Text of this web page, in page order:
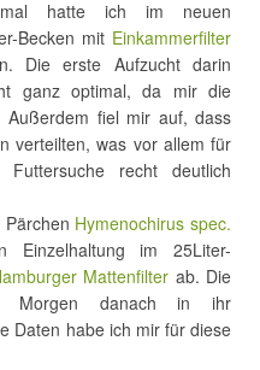
hatte ich im neuen
Becken mit Einkammerfilter
Die erste Aufzucht darin
ganz optimal, da mir die
Außerdem fiel mir auf, dass
verteilten, was vor allem für
recht deutlich
Hymenochirus spec.
im 25Liter-
Mattenfilter ab. Die
Morgen danach in ihr
Daten habe ich mir für diese